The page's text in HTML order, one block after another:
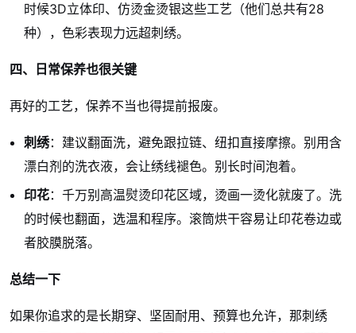
时候3D立体印、仿烫金烫银这些工艺（他们总共有28
种），色彩表现力远超刺绣。
四、日常保养也很关键
再好的工艺，保养不当也得提前报废。
刺绣：建议翻面洗，避免跟拉链、纽扣直接摩擦。别用含
漂白剂的洗衣液，会让绣线褪色。别长时间泡着。
印花：千万别高温熨烫印花区域，烫画一烫化就废了。洗
的时候也翻面，选温和程序。滚筒烘干容易让印花卷边或
者胶膜脱落。
总结一下
如果你追求的是长期穿、坚固耐用、预算也允许，那刺绣